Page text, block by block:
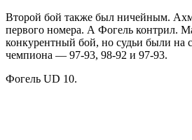
Второй бой также был ничейным.
первого номера. А Фогель контрил.
конкурентный бой, но судьи были на
чемпиона — 97-93, 98-92 и 97-93.
Фогель UD 10.